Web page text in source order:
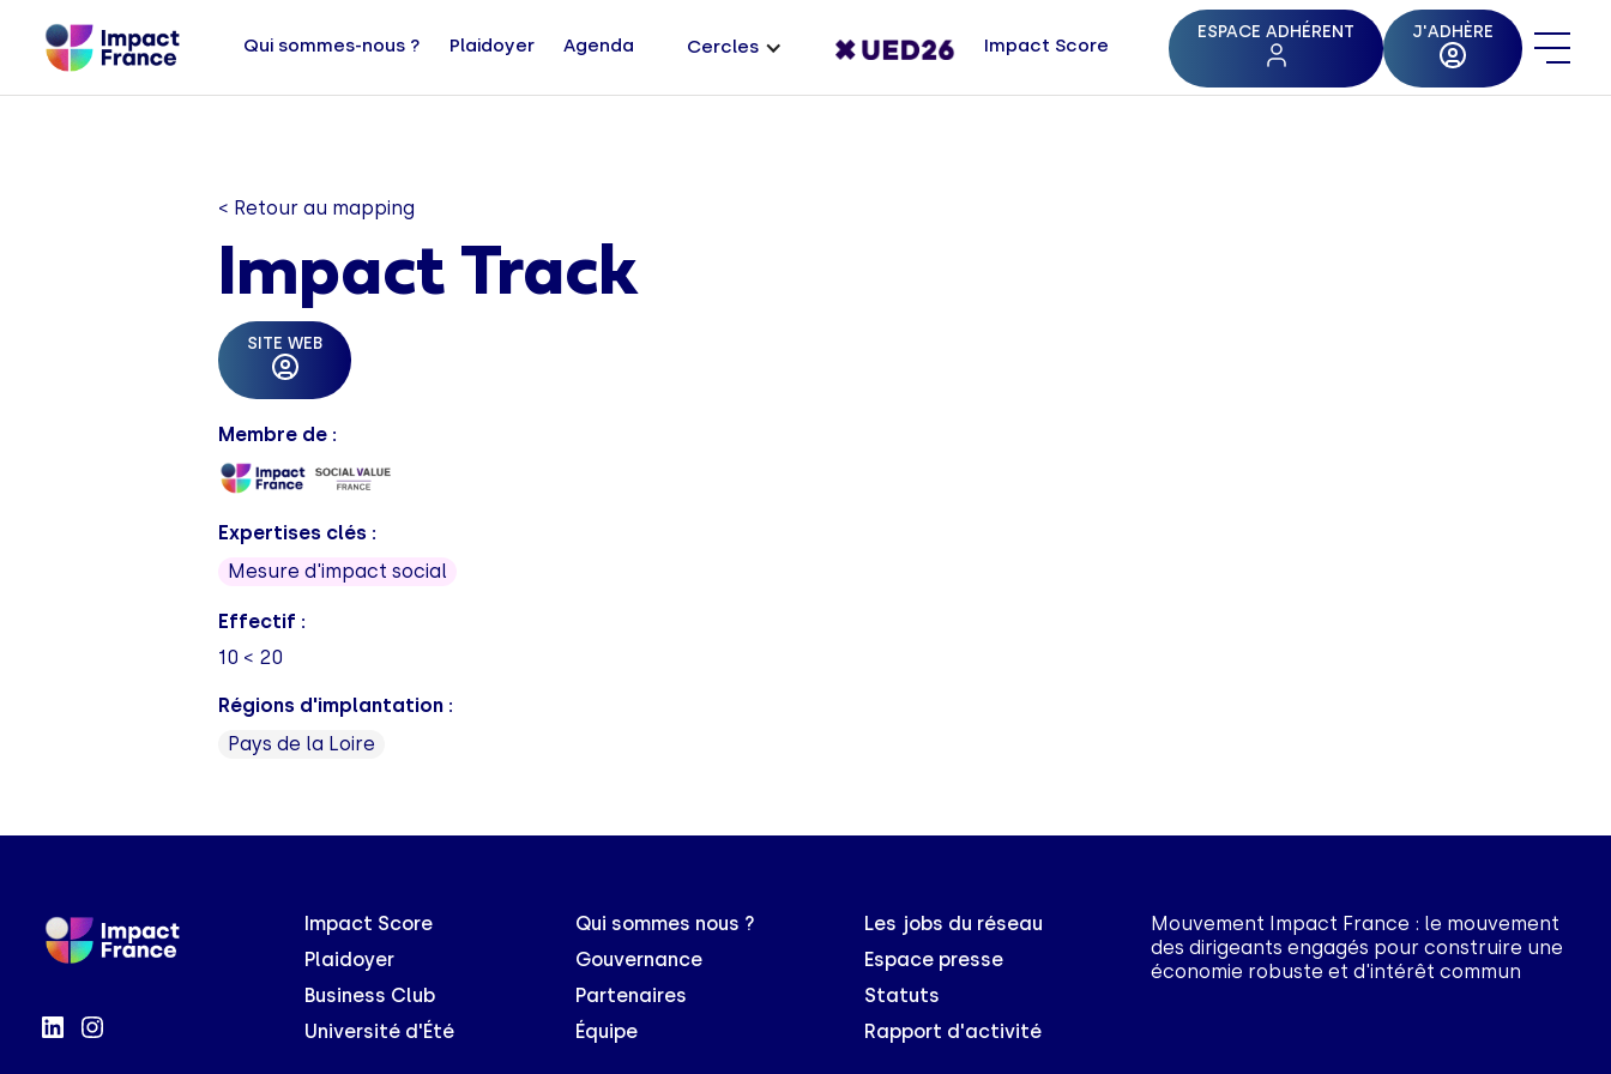
Qui sommes-nous ? Plaidoyer Agenda Cercles Impact Score
ESPACE ADHÉRENT J'ADHÈRE
< Retour au mapping
Impact Track
SITE WEB
Membre de :
Expertises clés :
Mesure d'impact social
Effectif :
10 < 20
Régions d'implantation :
Pays de la Loire
Impact Score
Plaidoyer
Business Club
Université d'Été
Qui sommes nous ?
Gouvernance
Partenaires
Équipe
Les jobs du réseau
Espace presse
Statuts
Rapport d'activité
Mouvement Impact France : le mouvement
des dirigeants engagés pour construire une
économie robuste et d'intérêt commun